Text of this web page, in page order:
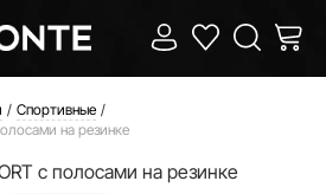
Спортивные
на резинке
с полосами на резинке